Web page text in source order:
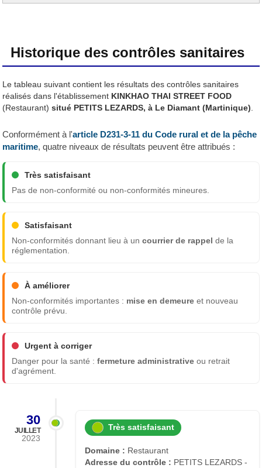
Historique des contrôles sanitaires
Le tableau suivant contient les résultats des contrôles sanitaires
réalisés dans l'établissement KINKHAO THAI STREET FOOD
(Restaurant) situé PETITS LEZARDS, à Le Diamant (Martinique)
Conformément à l'article D231-3-11 du Code rural et de la pêche
maritime, quatre niveaux de résultats peuvent être attribués :
Très satisfaisant
Pas de non-conformité ou non-conformités mineures.
Satisfaisant
Non-conformités donnant lieu à uncourrier de rappel de la
réglementation.
À améliorer
Non-conformités importantes : mise en demeure et nouveau
contrôle prévu.
Urgent à corriger
Danger pour la santé :fermeture administrative ou retrait
d'agrément.
30
JUILLET
2023
Très satisfaisant
Domaine : Restaurant
Adresse du contrôle : PETITS LEZARDS -